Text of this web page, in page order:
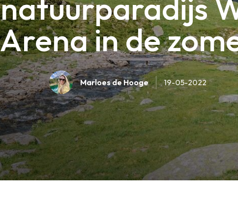
in de
Marloes de Hooge 19-05-2022